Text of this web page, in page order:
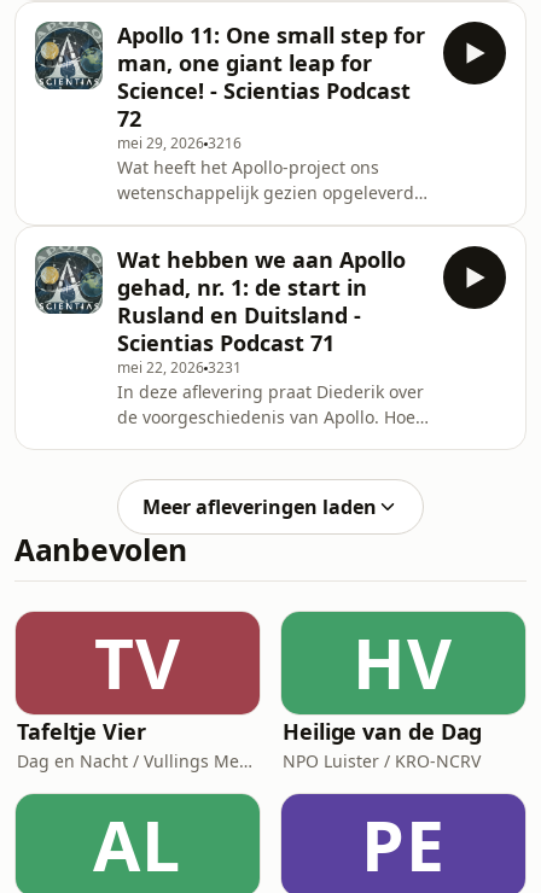
Een vergeten veiligheidsschakel
maanmissies00:04:23 Na Apollo 11:
waarom Apollo 12 al
klaarstond00:06:10 Het noodplan voor
een mislukte maanlanding00:09:22
Apollo 12 wordt de precisie- en
wetenschapsmissie00:11:15 Lanceren
door geladen wolken00:13:03 Twee
blikseminslagen en chaos in Mission
Control00:14:59 Jo
Apollo 11: One small step for
man, one giant leap for
Science! - Scientias Podcast
72
mei 29, 20263216
Wat heeft het Apollo-project ons
wetenschappelijk gezien opgeleverd?
De onverwachte link met het
Manhattanproject00:03:58 Waarom
wetenschap zo belangrijk werd voor
Apollo00:05:47 Twee onbekende
hoofdrolspelers: Urey en
Shoemaker00:07:54 Harold Urey,
zwaar water en isotopen00:09:43 Het
Miller-Urey-experiment en het
Wat hebben we aan Apollo
gehad, nr. 1: de start in
Rusland en Duitsland -
Scientias Podcast 71
mei 22, 20263231
In deze aflevering praat Diederik over
de voorgeschiedenis van Apollo. Hoe
spoor van ruimtevaart? Welke rol
speelden de V2, Operation Paperclip,
Sputnik en Kennedy&rsquo;s
maanbelofte? En waarom was de
bepalend voor de reis naar de maan?
&nbsp; Luister deel 1 in deze
Apolloreeks over ruimte
Meer afleveringen laden
Aanbevolen
TV
Tafeltje Vier
Dag en Nacht / Vullings Media
HV
Heilige van de Dag
NPO Luister / KRO-NCRV
AL PE